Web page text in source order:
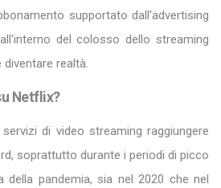
supportato dall'advertising
del colosso dello streaming
realtà.
Netflix?
di video streaming raggiungere
soprattutto durante i periodi di picco
della pandemia, sia nel 2020 che nel